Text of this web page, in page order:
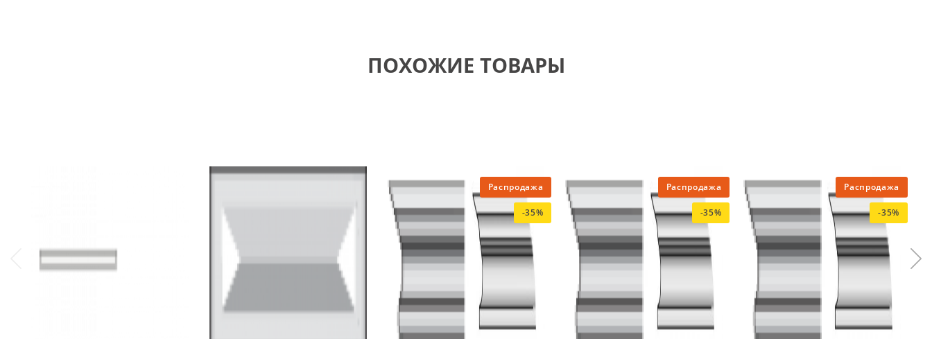
ПОХОЖИЕ ТОВАРЫ
Распродажа
-35%
Распродажа
-35%
Распродажа
-35%